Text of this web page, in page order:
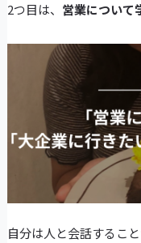
2つ目は、 営業について
自分は人と会話するこ